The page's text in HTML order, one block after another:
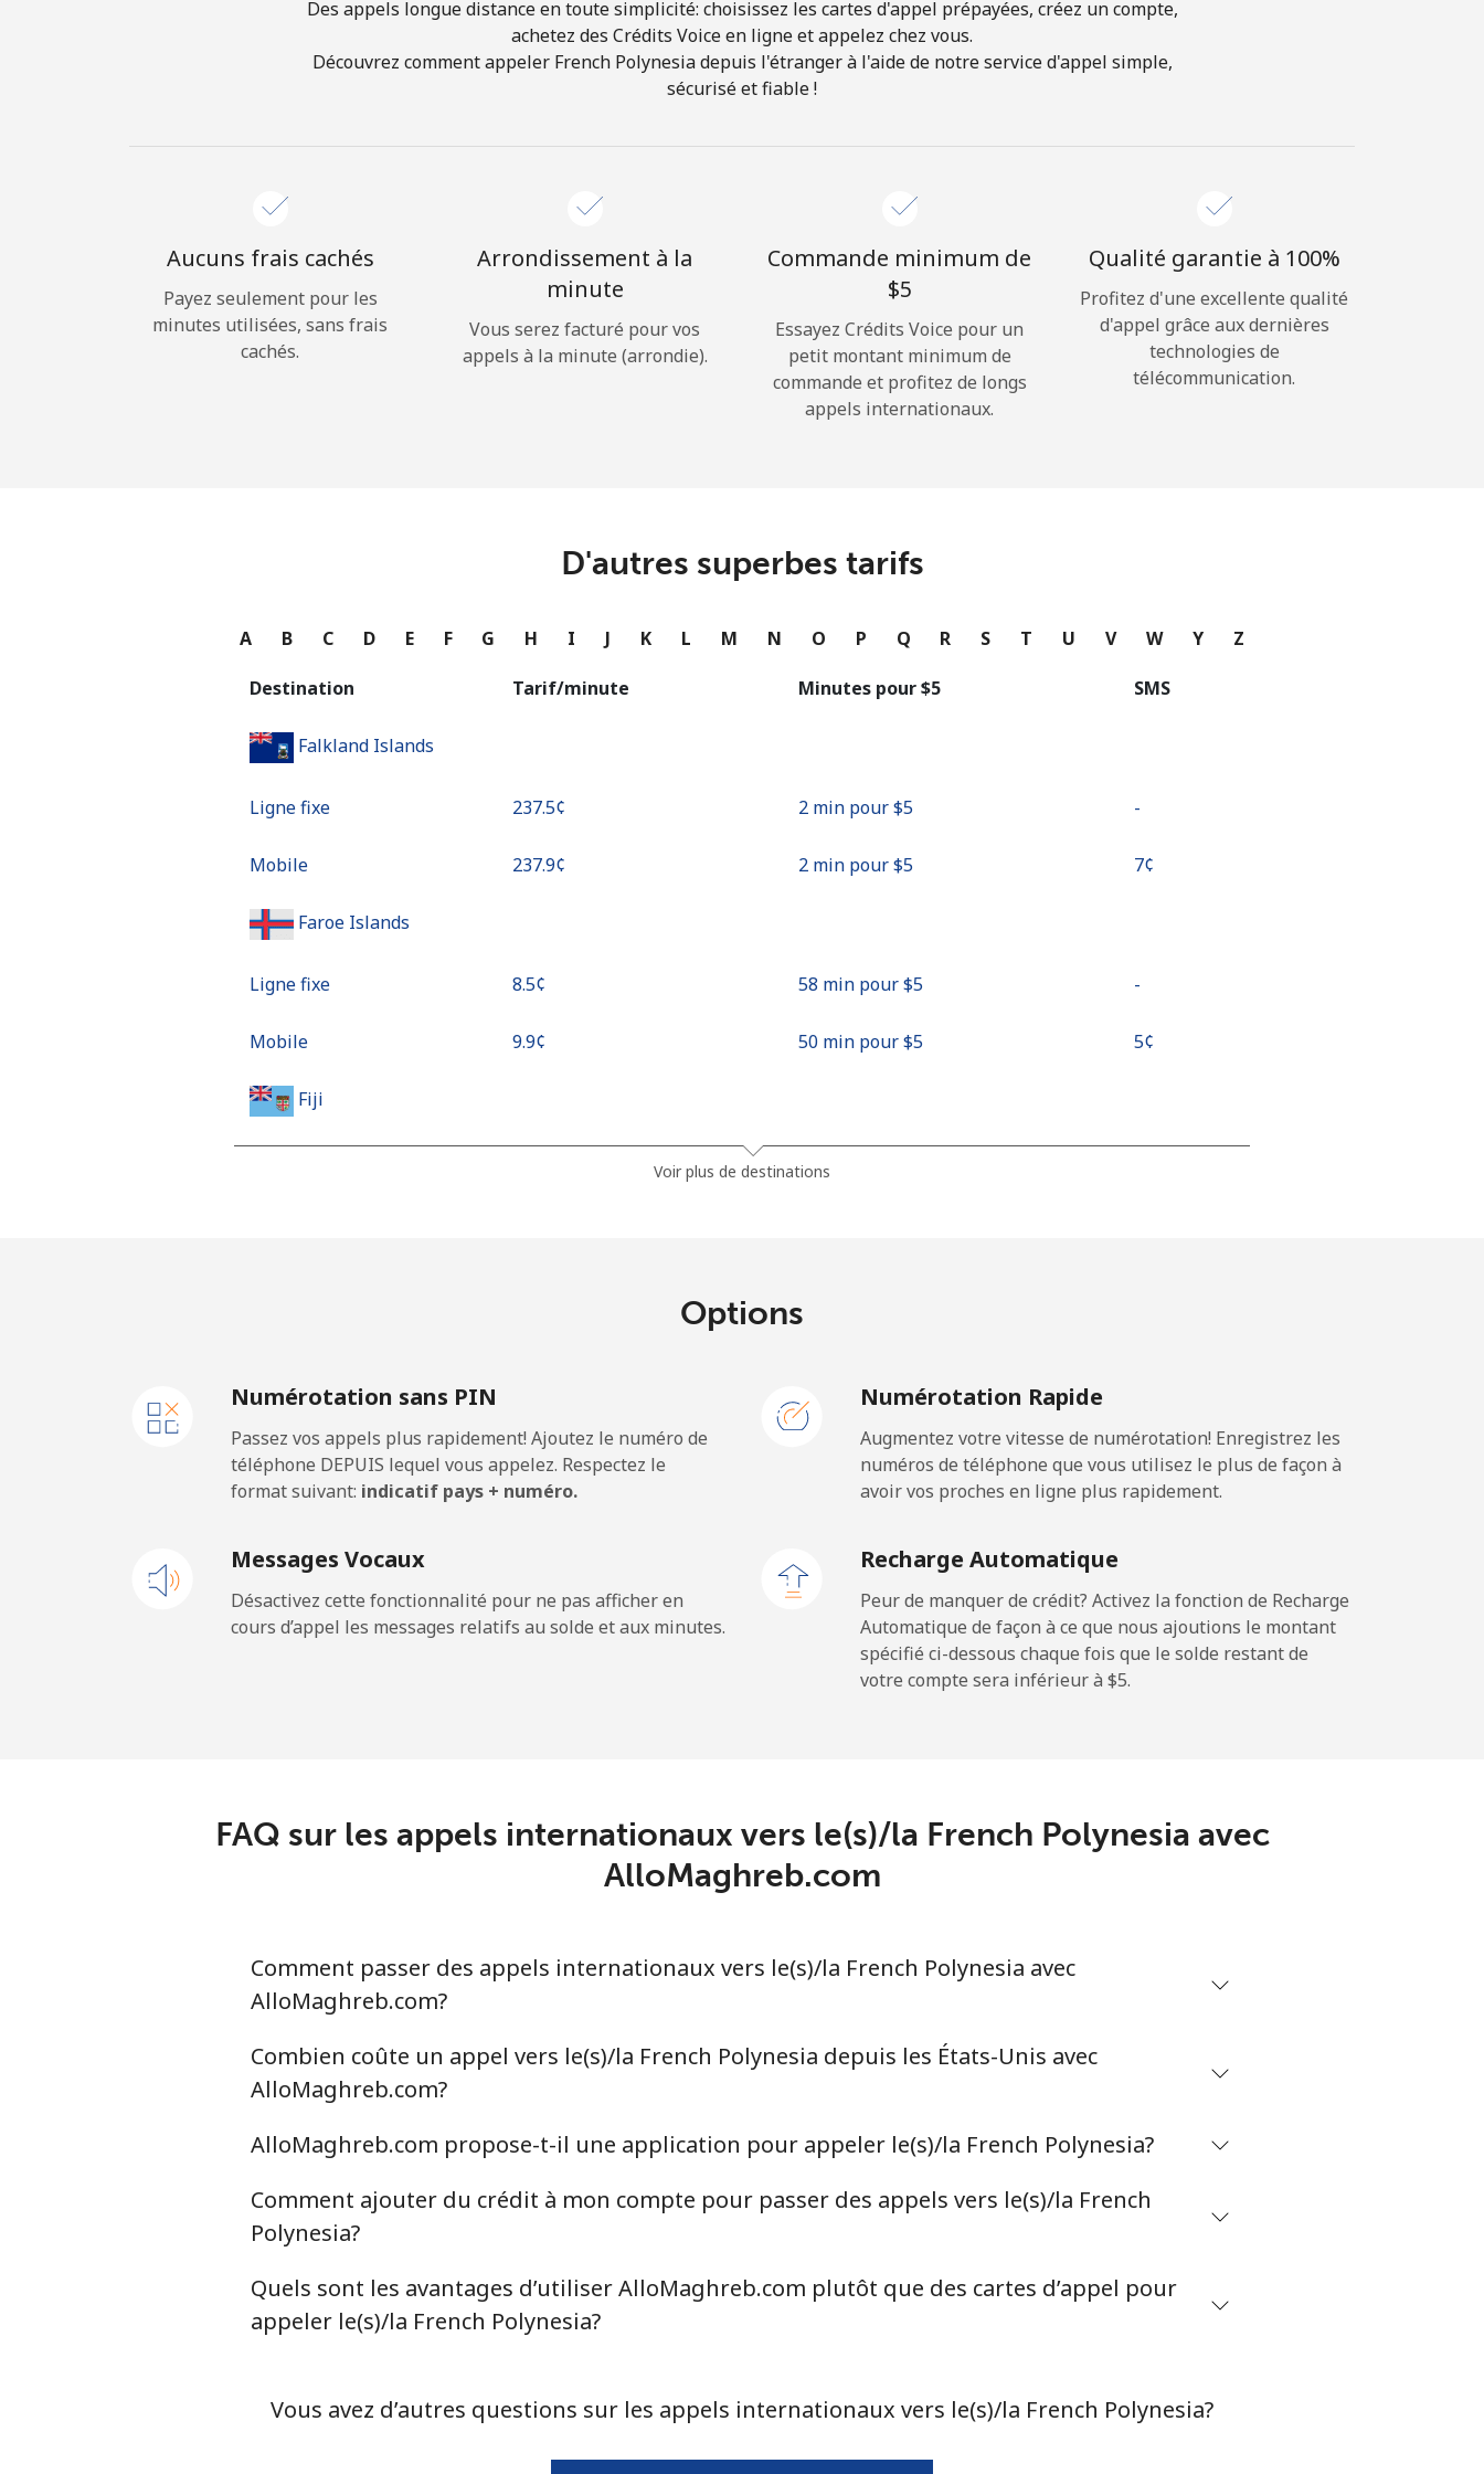
Bonjour!
Rappel du mot de passe →
Continue avec
Des appels longue distance en toute simplicité: choisissez les cartes d'appel prépayées, créez un compte,
achetez des Crédits Voice en ligne et appelez chez vous.
Découvrez comment appeler French Polynesia depuis l'étranger à l'aide de notre service d'appel simple,
sécurisé et fiable !
Aucuns frais cachés
Payez seulement pour les
minutes utilisées, sans frais
cachés.
Arrondissement à la
minute
Vous serez facturé pour vos
appels à la minute (arrondie).
Commande minimum de
⁦$5⁩
Essayez Crédits Voice pour un
petit montant minimum de
commande et profitez de longs
appels internationaux.
Qualité garantie à 100%
Profitez d'une excellente qualité
d'appel grâce aux dernières
technologies de
télécommunication.
D'autres superbes tarifs
A B C D E F G H I J K L M N O P Q R S T U V W Y Z
Destination Tarif/minute Minutes pour ⁦$5⁩ SMS
Falkland Islands
Ligne fixe ⁦237.5¢⁩ 2 min pour ⁦$5⁩ -
Mobile ⁦237.9¢⁩ 2 min pour ⁦$5⁩ ⁦7¢⁩
Faroe Islands
Ligne fixe ⁦8.5¢⁩ 58 min pour ⁦$5⁩ -
Mobile ⁦9.9¢⁩ 50 min pour ⁦$5⁩ ⁦5¢⁩
Fiji
13 min pour ⁦$5⁩
Mobile 14 min pour ⁦$5⁩
France
Mobile 208 min pour ⁦$5⁩
French Guiana
102 min pour ⁦$5⁩
14 min pour ⁦$5⁩
Voir plus de destinations
Options
Numérotation sans PIN
Passez vos appels plus rapidement! Ajoutez le numéro de
téléphone DEPUIS lequel vous appelez. Respectez le
format suivant: indicatif pays + numéro.
Numérotation Rapide
Augmentez votre vitesse de numérotation! Enregistrez les
numéros de téléphone que vous utilisez le plus de façon à
avoir vos proches en ligne plus rapidement.
Messages Vocaux
Désactivez cette fonctionnalité pour ne pas afficher en
cours d’appel les messages relatifs au solde et aux minutes.
Recharge Automatique
Peur de manquer de crédit? Activez la fonction de Recharge
Automatique de façon à ce que nous ajoutions le montant
spécifié ci-dessous chaque fois que le solde restant de
votre compte sera inférieur à ⁦$5⁩.
FAQ sur les appels internationaux vers le(s)/la French Polynesia avec
AlloMaghreb.com
Comment passer des appels internationaux vers le(s)/la French Polynesia avec
AlloMaghreb.com?
Combien coûte un appel vers le(s)/la French Polynesia depuis les États-Unis avec
AlloMaghreb.com?
AlloMaghreb.com propose-t-il une application pour appeler le(s)/la French Polynesia?
Comment ajouter du crédit à mon compte pour passer des appels vers le(s)/la French
Polynesia?
Quels sont les avantages d’utiliser AlloMaghreb.com plutôt que des cartes d’appel pour
appeler le(s)/la French Polynesia?
Vous avez d’autres questions sur les appels internationaux vers le(s)/la French Polynesia?